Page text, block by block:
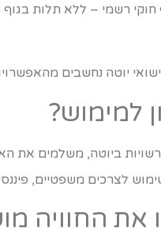
רשמי – ללא תלות בגוף
יוטה נחשבים
למימוש?
ביוטה, משלמים את
לצרכים משפטיים,